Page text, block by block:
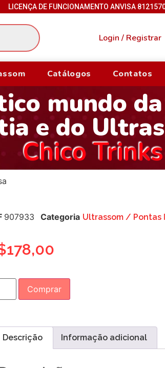
LICENÇA DE FUNCIONAMENTO ANVISA
Login / Registrar
Catálogos Contatos
mundo da
e do
Chico Trinks
907933 Categoria Ultrassom / Pontas
178,00
Comprar
Descrição Informação adicional